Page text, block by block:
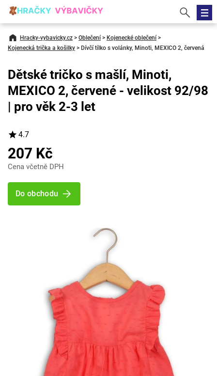
Hracky-vybavicky.cz > Oblečení > Kojenecké oblečení >
Kojenecká trička a košilky > Dívčí tílko s volánky, Minoti, MEXICO 2, červená
Dětské tričko s mašlí, Minoti,
MEXICO 2, červené - velikost 92/98
| pro věk 2-3 let
4.7
207 Kč
Cena včetně DPH
Do obchodu